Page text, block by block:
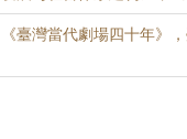
《臺灣當代劇場四十年》